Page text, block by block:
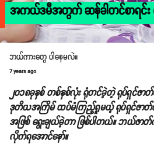
အကယ်ဒမီအတွက် ဆန်ခါတင်စာရင်း
ဘယ်ကားတွေ ပါနေမလဲ။
7 years ago
၂၀၁၈ခုနှစ် တစ်နှစ်လုံး ရုံတင်ခဲ့တဲ့ ရုပ်ရှင်ဇာ
ဒုတိယအကြိမ် ထပ်မံကြည့်ရှုမယ့် ရုပ်ရှင်ဇာတ်
အဖြစ် ရွေးချယ်ခဲ့တာ ဖြစ်ပါတယ်။ ဘယ်ဇာ
လိုက်ရအောင်နော်။